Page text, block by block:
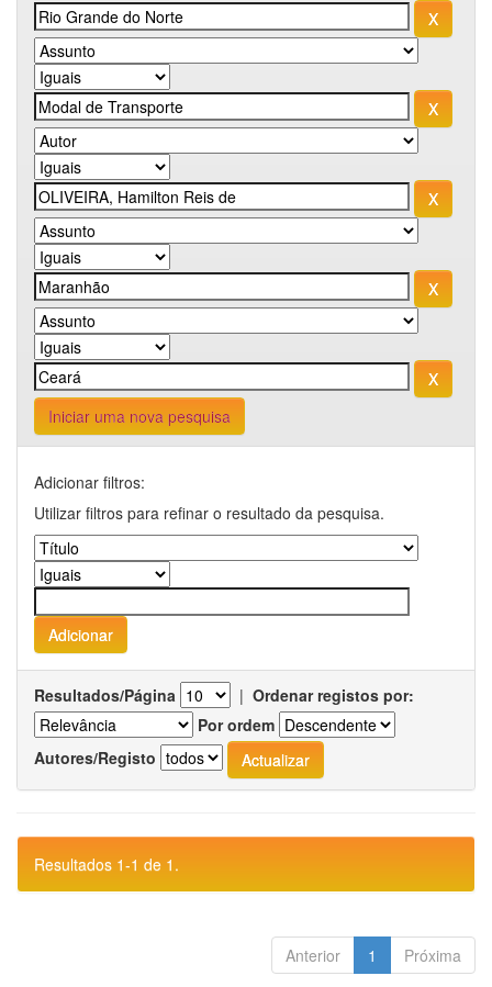
Iniciar uma nova pesquisa
Adicionar filtros:
Utilizar filtros para refinar o resultado da pesquisa.
Resultados/Página | Ordenar registos por:
Por ordem
Autores/Registo
Resultados 1-1 de 1.
Anterior 1 Próxima